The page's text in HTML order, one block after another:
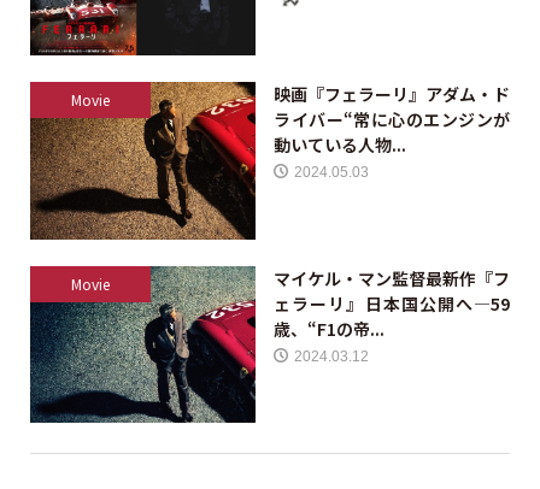
Movie
映画『フェラーリ』アダム・ド
ライバー“常に心のエンジンが
動いている人物...
2024.05.03
Movie
マイケル・マン監督最新作『フ
ェラーリ』日本国公開へ—59
歳、“F1の帝...
2024.03.12